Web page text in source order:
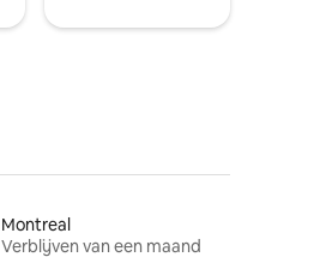
Montreal
Verblijven van een maand